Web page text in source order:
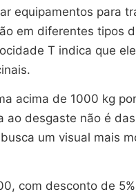
equipamentos para
em diferentes
T indica que
acima de 1000 kg
desgaste não é
um visual mais
com desconto de